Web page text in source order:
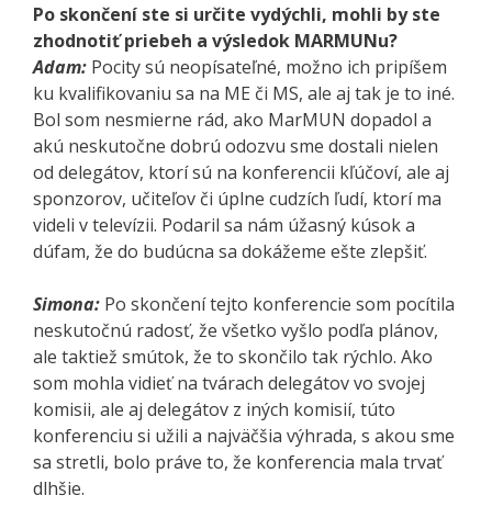
Po skončení ste si určite vydýchli, mohli by ste
zhodnotiť priebeh a výsledok MARMUNu?
Adam: Pocity sú neopísateľné, možno ich pripíšem
ku kvalifikovaniu sa na ME či MS, ale aj tak je to iné.
Bol som nesmierne rád, ako MarMUN dopadol a
akú neskutočne dobrú odozvu sme dostali nielen
od delegátov, ktorí sú na konferencii kľúčoví, ale aj
sponzorov, učiteľov či úplne cudzích ľudí, ktorí ma
videli v televízii. Podaril sa nám úžasný kúsok a
dúfam, že do budúcna sa dokážeme ešte zlepšiť.
Simona: Po skončení tejto konferencie som pocítila
neskutočnú radosť, že všetko vyšlo podľa plánov,
ale taktiež smútok, že to skončilo tak rýchlo. Ako
som mohla vidieť na tvárach delegátov vo svojej
komisii, ale aj delegátov z iných komisií, túto
konferenciu si užili a najväčšia výhrada, s akou sme
sa stretli, bolo práve to, že konferencia mala trvať
dlhšie.